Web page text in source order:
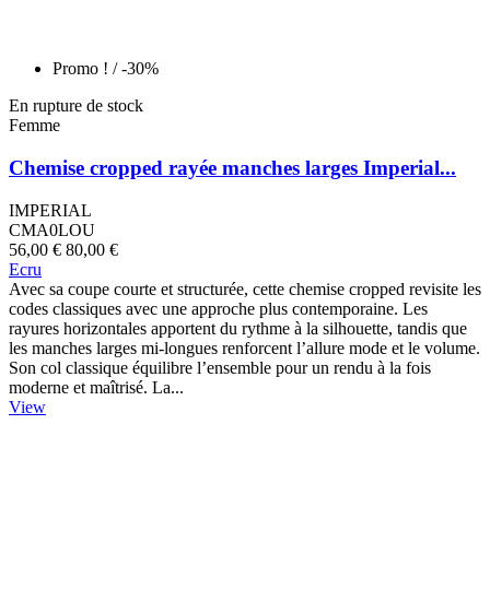
Promo ! / -30%
En rupture de stock
Femme
Chemise cropped rayée manches larges Imperial...
IMPERIAL
CMA0LOU
56,00 € 80,00 €
Ecru
Avec sa coupe courte et structurée, cette chemise cropped revisite les
codes classiques avec une approche plus contemporaine. Les
rayures horizontales apportent du rythme à la silhouette, tandis que
les manches larges mi-longues renforcent l’allure mode et le volume.
Son col classique équilibre l’ensemble pour un rendu à la fois
moderne et maîtrisé. La...
View